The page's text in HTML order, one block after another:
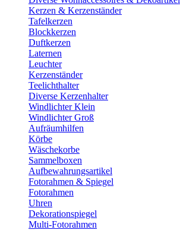
Kerzen & Kerzenständer
Tafelkerzen
Blockkerzen
Duftkerzen
Laternen
Leuchter
Kerzenständer
Teelichthalter
Diverse Kerzenhalter
Windlichter Klein
Windlichter Groß
Aufräumhilfen
Körbe
Wäschekorbe
Sammelboxen
Aufbewahrungsartikel
Fotorahmen & Spiegel
Fotorahmen
Uhren
Dekorationspiegel
Multi-Fotorahmen